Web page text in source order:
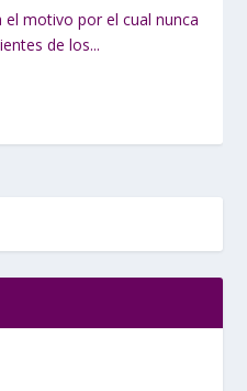
el motivo por el cual nunca
de los...